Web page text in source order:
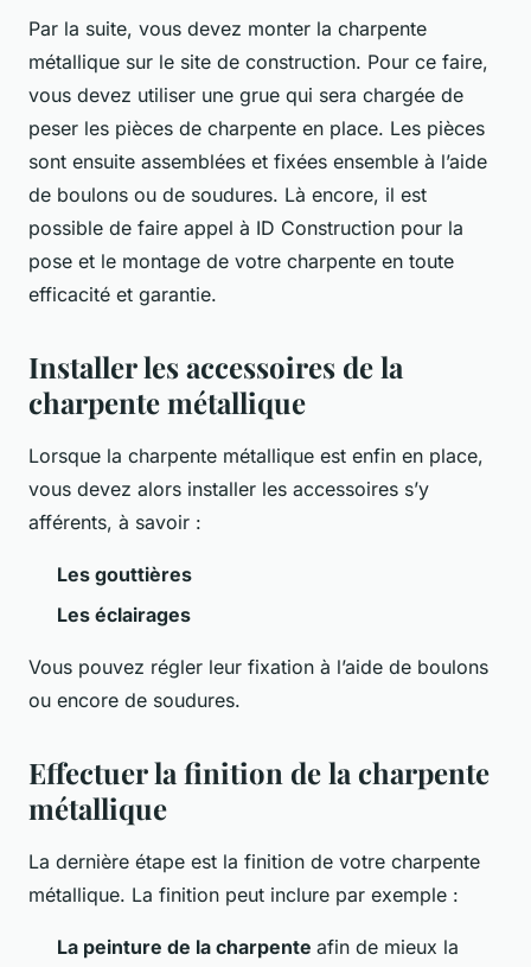
Par la suite, vous devez monter la charpente
métallique sur le site de construction. Pour ce faire,
vous devez utiliser une grue qui sera chargée de
peser les pièces de charpente en place. Les pièces
sont ensuite assemblées et fixées ensemble à l’aide
de boulons ou de soudures. Là encore, il est
possible de faire appel à ID Construction pour la
pose et le montage de votre charpente en toute
efficacité et garantie.
Installer les accessoires de la
charpente métallique
Lorsque la charpente métallique est enfin en place,
vous devez alors installer les accessoires s’y
afférents, à savoir :
Les gouttières
Les éclairages
Vous pouvez régler leur fixation à l’aide de boulons
ou encore de soudures.
Effectuer la finition de la charpente
métallique
La dernière étape est la finition de votre charpente
métallique. La finition peut inclure par exemple :
La peinture de la charpente afin de mieux la